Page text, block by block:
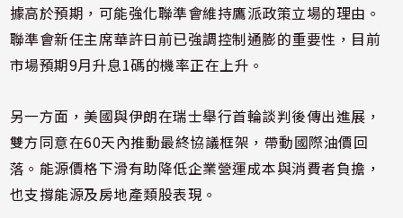
據高於預期，可能強化聯準會維持鷹派政策立場的理由。
聯準會新任主席華許日前已強調控制通膨的重要性，目前
市場預期9月升息1碼的機率正在上升。
另一方面，美國與伊朗在瑞士舉行首輪談判後傳出進展，
雙方同意在60天內推動最終協議框架，帶動國際油價回
落。能源價格下滑有助降低企業營運成本與消費者負擔，
也支撐能源及房地產類股表現。